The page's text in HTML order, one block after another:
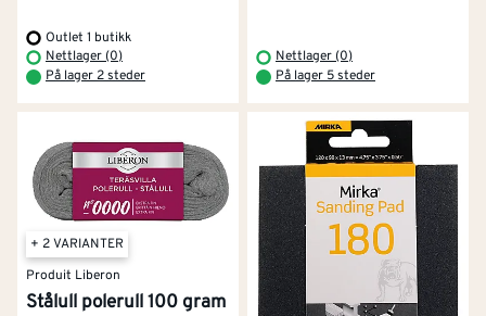
Outlet 1 butikk
Nettlager (0)
På lager 2 steder
Nettlager (0)
På lager 5 steder
+ 2 VARIANTER
Produit Liberon
Stålull polerull 100 gram